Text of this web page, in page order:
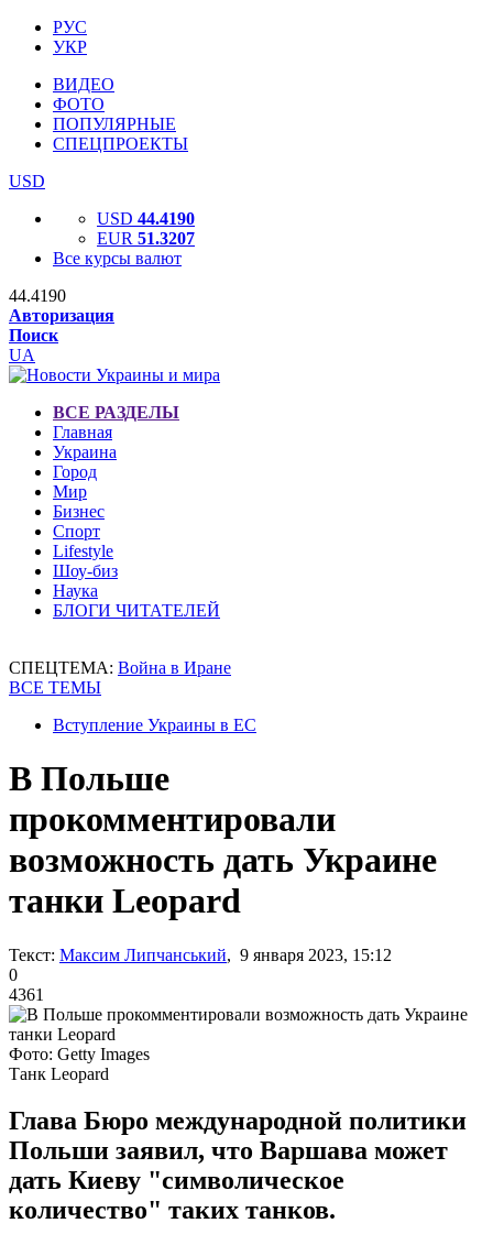
РУС
УКР
ВИДЕО
ФОТО
ПОПУЛЯРНЫЕ
СПЕЦПРОЕКТЫ
USD
USD 44.4190
EUR 51.3207
Все курсы валют
44.4190
Авторизация
Поиск
UA
ВСЕ РАЗДЕЛЫ
Главная
Украина
Город
Мир
Бизнес
Спорт
Lifestyle
Шоу-биз
Наука
БЛОГИ ЧИТАТЕЛЕЙ
СПЕЦТЕМА: Война в Иране
ВСЕ ТЕМЫ
Вступление Украины в ЕС
В Польше
прокомментировали
возможность дать Украине
танки Leopard
Текст: Максим Липчанський, 9 января 2023, 15:12
0
4361
Фото: Getty Images
Танк Leopard
Глава Бюро международной политики
Польши заявил, что Варшава может
дать Киеву "символическое
количество" таких танков.